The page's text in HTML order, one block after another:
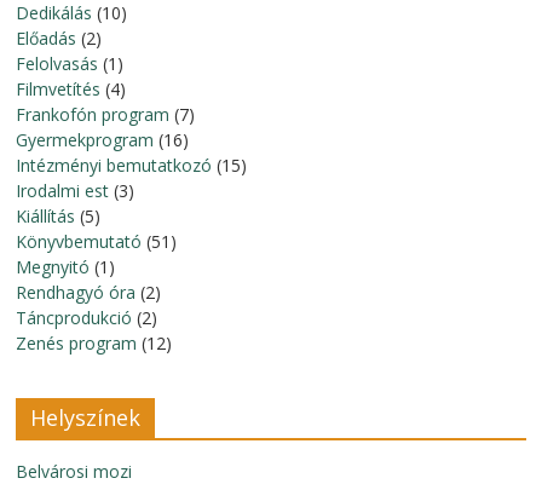
Dedikálás (10)
Előadás (2)
Felolvasás (1)
Filmvetítés (4)
Frankofón program (7)
Gyermekprogram (16)
Intézményi bemutatkozó (15)
Irodalmi est (3)
Kiállítás (5)
Könyvbemutató (51)
Megnyitó (1)
Rendhagyó óra (2)
Táncprodukció (2)
Zenés program (12)
Helyszínek
Belvárosi mozi